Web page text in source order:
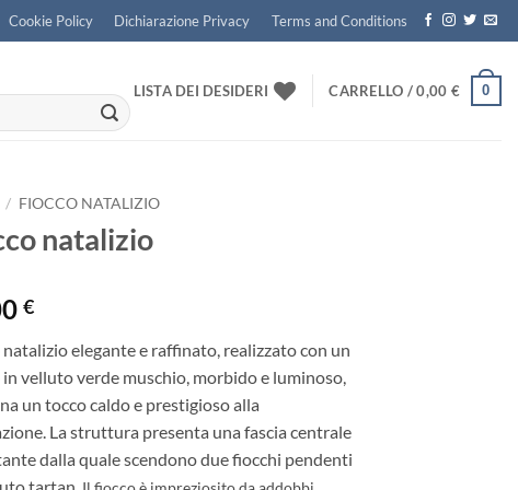
Cookie Policy Dichiarazione Privacy Terms and Conditions
LISTA DEI DESIDERI CARRELLO /0,00 € 0
/ FIOCCO NATALIZIO
natalizio
€
natalizio elegante e raffinato, realizzato con un
velluto verde muschio, morbido e luminoso,
un tocco caldo e prestigioso alla
La struttura presenta una fascia centrale
dalla quale scendono due fiocchi pendenti